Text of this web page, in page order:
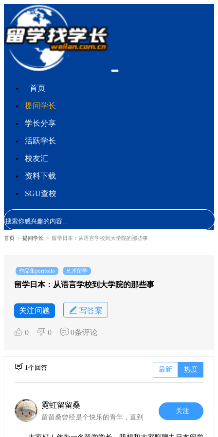
首页
提问学长
学长分享
活跃学长
校友汇
资料下载
SGU查校
首页 > 提问学长 > 留学日本：从语言学校到大学院的那些事
作品集portfolio 艺术留学
留学日本：从语言学校到大学院的那些事
关注问题 写答案
0 0 0条评论
1个回答 最新 热度
霓虹留留桑
留留桑曾经是个快乐的青年，直到
关注